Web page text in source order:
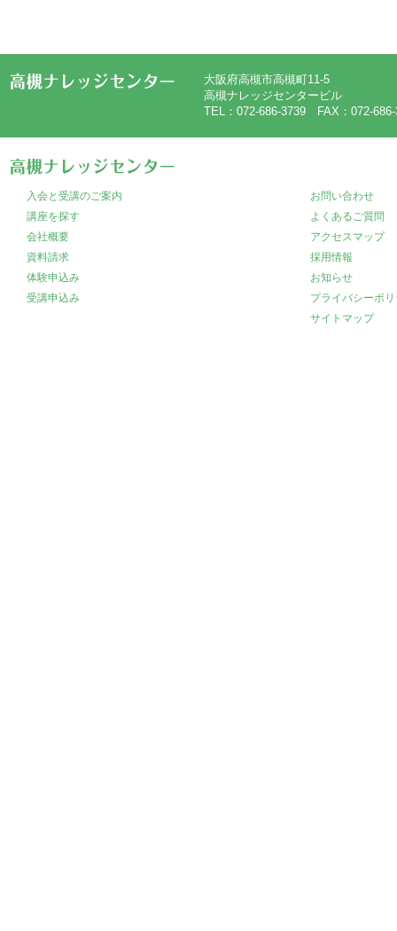
大阪府高槻市高槻町11-5
高槻ナレッジセンタービル
TEL：072-686-3739 FAX：072-686-
入会と受講のご案内
講座を探す
会社概要
資料請求
体験申込み
受講申込み
お問い合わせ
よくあるご質問
アクセスマップ
採用情報
お知らせ
プライバシーポ
サイトマップ